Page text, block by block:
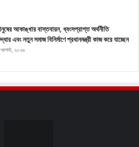
আকাঙ্খার বাস্তবায়ন, ধ্বংসপ্রাপ্ত অর্থনীতি
এবং নতুন সমাজ বিনির্মাণে প্রধানমন্ত্রী কাজ করে যাচ্ছেন
২০২৬